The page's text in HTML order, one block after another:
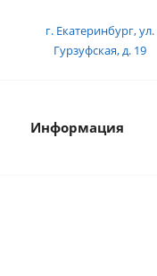
г. Екатеринбург, ул.
Гурзуфская, д. 19
Информация